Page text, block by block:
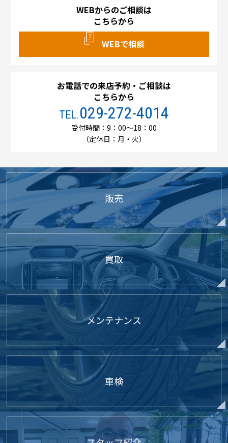
WEBからのご相談は
こちらから
WEBで相談
お電話での来店予約・ご相談は
こちらから
TEL.029-272-4014
受付時間：9：00～18：00
（定休日：月・火）
販売
買取
メンテナンス
車検